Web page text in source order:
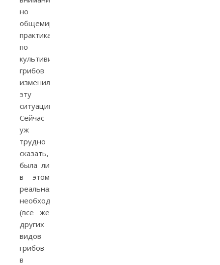
но
общемировая
практика
по
культивированию
грибов
изменила
эту
ситуацию.
Сейчас
уж
трудно
сказать,
была ли
в этом
реальная
необходимость
(все же
других
видов
грибов
в